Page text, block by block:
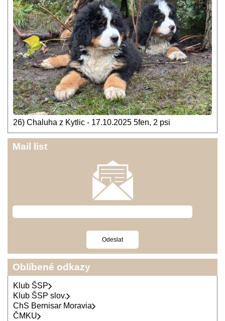
26) Chaluha z Kytlic - 17.10.2025 5fen, 2 psi
Mail list
Oblíbené odkazy
Klub ŠSP
Klub ŠSP slov.
ChS Bernisar Moravia
ČMKU